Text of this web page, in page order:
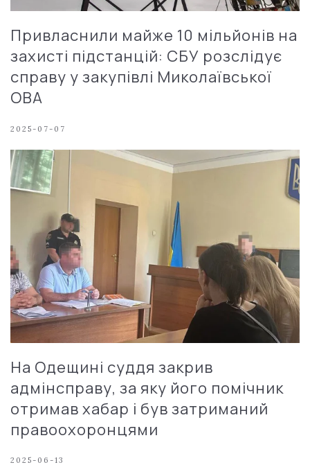
Привласнили майже 10 мільйонів на
захисті підстанцій: СБУ розслідує
справу у закупівлі Миколаївської
ОВА
2025-07-07
На Одещині суддя закрив
адмінсправу, за яку його помічник
отримав хабар і був затриманий
правоохоронцями
2025-06-13